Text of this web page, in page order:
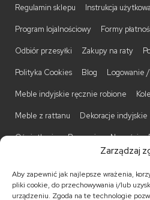
Zarządzaj
Aby zapewnić jak najlepsze wrażenia,
pliki cookie, do przechowywania i/lub
urządzeniu. Zgoda na te technologie
Regulamin sklepu Instrukcja
Program lojalnościowy Formy
Odbiór przesyłki Zakupy na raty
Polityka Cookies Blog Logowanie
Meble indyjskie ręcznie robione
Meble z rattanu Dekoracje indyjskie
Oświetlenie Promocje Nowości
Komody kolonialne
Kufry indyjskie Ławki kolonialne